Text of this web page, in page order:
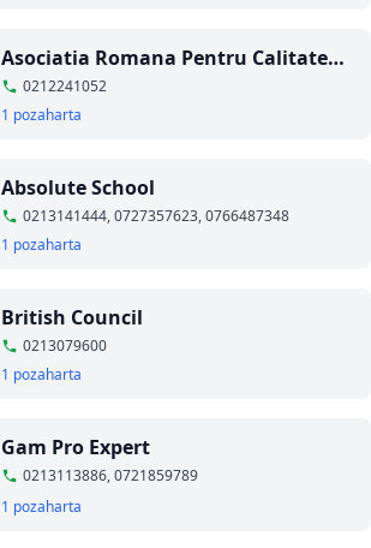
Asociatia Romana Pentru Calitate
(ARC)
0212241052
1 pozaharta
Absolute School
0213141444, 0727357623, 0766487348
1 pozaharta
British Council
0213079600
1 pozaharta
Gam Pro Expert
0213113886, 0721859789
1 pozaharta